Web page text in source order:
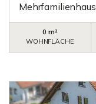
Mehrfamilienhaus
0 m²
WOHNFLÄCHE